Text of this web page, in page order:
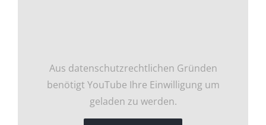
Aus datenschutzrechtlichen Gründen
benötigt YouTube Ihre Einwilligung um
geladen zu werden.